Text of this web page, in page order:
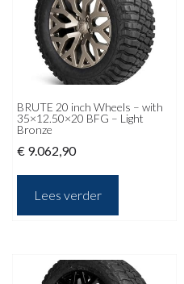
BRUTE 20 inch Wheels – with
35×12.50×20 BFG – Light
Bronze
€ 9.062,90
Lees verder